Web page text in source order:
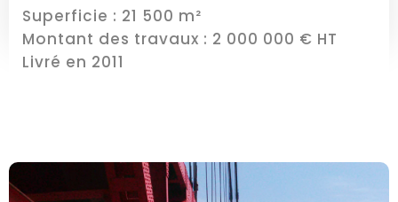
Superficie : 21 500 m²
Montant des travaux : 2 000 000 € HT
Livré en 2011